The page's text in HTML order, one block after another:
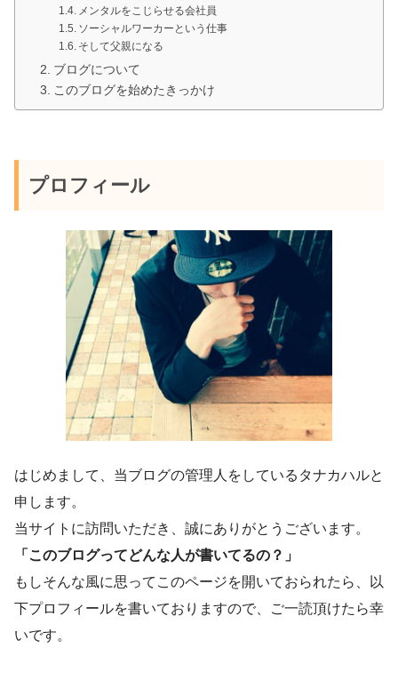
メンタルをこじらせる会社員
ソーシャルワーカーという仕事
そして父親になる
ブログについて
このブログを始めたきっかけ
プロフィール
はじめまして、当ブログの管理人をしているタナカハルと
申します。
当サイトに訪問いただき、誠にありがとうございます。
「このブログってどんな人が書いてるの？」
もしそんな風に思ってこのページを開いておられたら、以
下プロフィールを書いておりますので、ご一読頂けたら幸
いです。